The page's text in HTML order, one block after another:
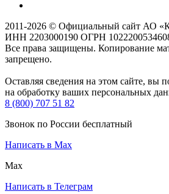
2011-2026 © Официальный сайт АО
ИНН 2203000190 ОГРН
Все права защищены. Копирование
запрещено.
Оставляя сведения на этом сайте, вы
на обработку ваших персональных
8 (800) 707 51 82
Звонок по России бесплатный
Написать в Max
Max
Написать в Телеграм